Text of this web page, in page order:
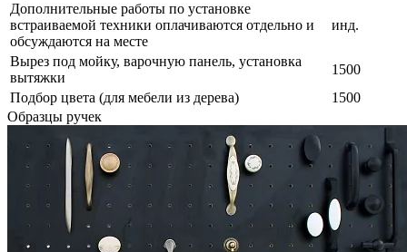
Дополнительные работы по установке
встраиваемой техники оплачиваются отдельно и
обсуждаются на месте
инд.
Вырез под мойку, варочную панель, установка
вытяжки
1500
Подбор цвета (для мебели из дерева)
1500
Образцы ручек